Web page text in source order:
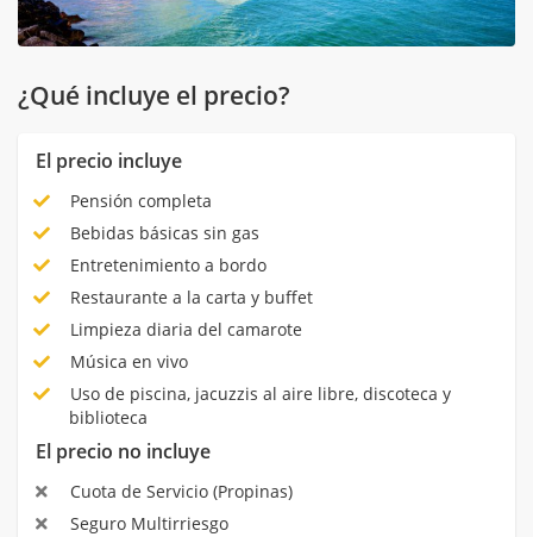
¿Qué incluye el precio?
El precio incluye
Pensión completa
Bebidas básicas sin gas
Entretenimiento a bordo
Restaurante a la carta y buffet
Limpieza diaria del camarote
Música en vivo
Uso de piscina, jacuzzis al aire libre, discoteca y
biblioteca
El precio no incluye
Cuota de Servicio (Propinas)
Seguro Multirriesgo